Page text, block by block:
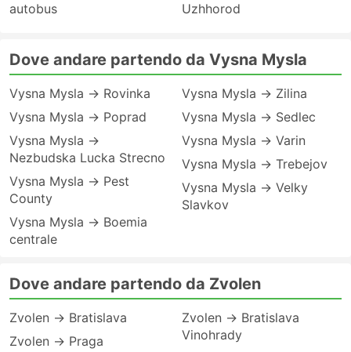
autobus
Uzhhorod
Dove andare partendo da Vysna Mysla
Vysna Mysla → Rovinka
Vysna Mysla → Poprad
Vysna Mysla →
Nezbudska Lucka Strecno
Vysna Mysla → Pest
County
Vysna Mysla → Boemia
centrale
Vysna Mysla → Zilina
Vysna Mysla → Sedlec
Vysna Mysla → Varin
Vysna Mysla → Trebejov
Vysna Mysla → Velky
Slavkov
Dove andare partendo da Zvolen
Zvolen → Bratislava
Zvolen → Praga
Zvolen → Bratislava
Vinohrady